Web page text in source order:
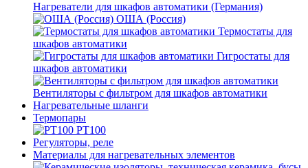
Нагреватели для шкафов автоматики (Германия)
ОША (Россия)
Термостаты для
шкафов автоматики
Гигростаты для
шкафов автоматики
Вентиляторы с фильтром для шкафов автоматики
Нагревательные шланги
Термопары
PT100
Регуляторы, реле
Материалы для нагревательных элементов